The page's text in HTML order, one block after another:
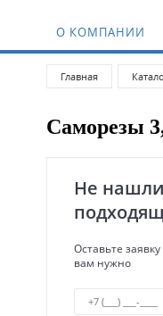
О КОМПАНИИ
Главная
Саморезы
Не
Оставьте
вам нужно